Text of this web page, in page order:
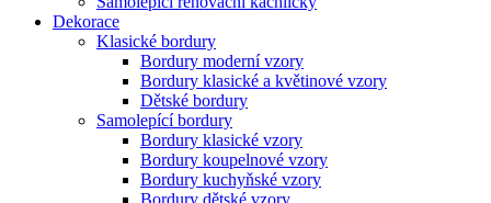
Dekorace
Klasické bordury
Bordury moderní vzory
Bordury klasické a květinové vzory
Dětské bordury
Samolepící bordury
Bordury klasické vzory
Bordury koupelnové vzory
Bordury kuchyňské vzory
Bordury dětské vzory